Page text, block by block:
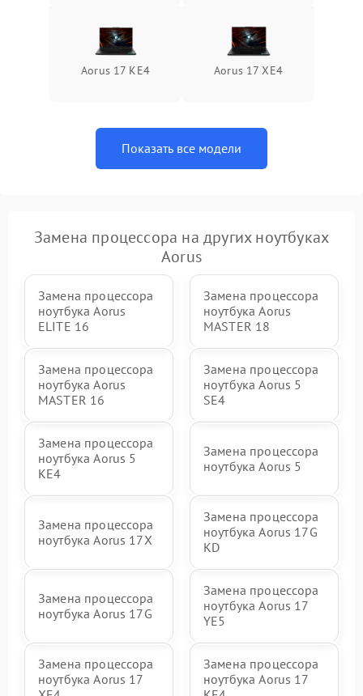
Aorus 17 KE4 Aorus 17 XE4
Показать все модели
Замена процессора на других ноутбуках
Aorus
Замена процессора
ноутбука Aorus
ELITE 16
Замена процессора
ноутбука Aorus
MASTER 18
Замена процессора
ноутбука Aorus
MASTER 16
Замена процессора
ноутбука Aorus 5
SE4
Замена процессора
ноутбука Aorus 5
KE4
Замена процессора
ноутбука Aorus 5
Замена процессора
ноутбука Aorus 17X
Замена процессора
ноутбука Aorus 17G
KD
Замена процессора
ноутбука Aorus 17G
Замена процессора
ноутбука Aorus 17
YE5
Замена процессора
ноутбука Aorus 17
Замена процессора
ноутбука Aorus 17